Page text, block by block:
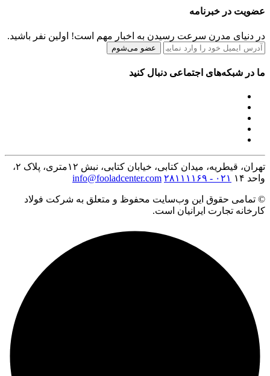
عضویت در خبرنامه
در دنیای مدرن سرعت رسیدن به اخبار مهم است! اولین نفر باشید.
عضو می‌شوم
ما در شبکه‌های اجتماعی دنبال کنید
تهران، قیطریه، میدان کتابی، خیابان کتابی، نبش ۱۲متری، پلاک ۲،
واحد ۱۴
۰۲۱ - ۲۸۱۱۱۱۶۹ info@fooladcenter.com
© تمامی حقوق این وب‌سایت محفوظ و متعلق به شرکت فولاد
کارخانه تجارت ایرانیان است.